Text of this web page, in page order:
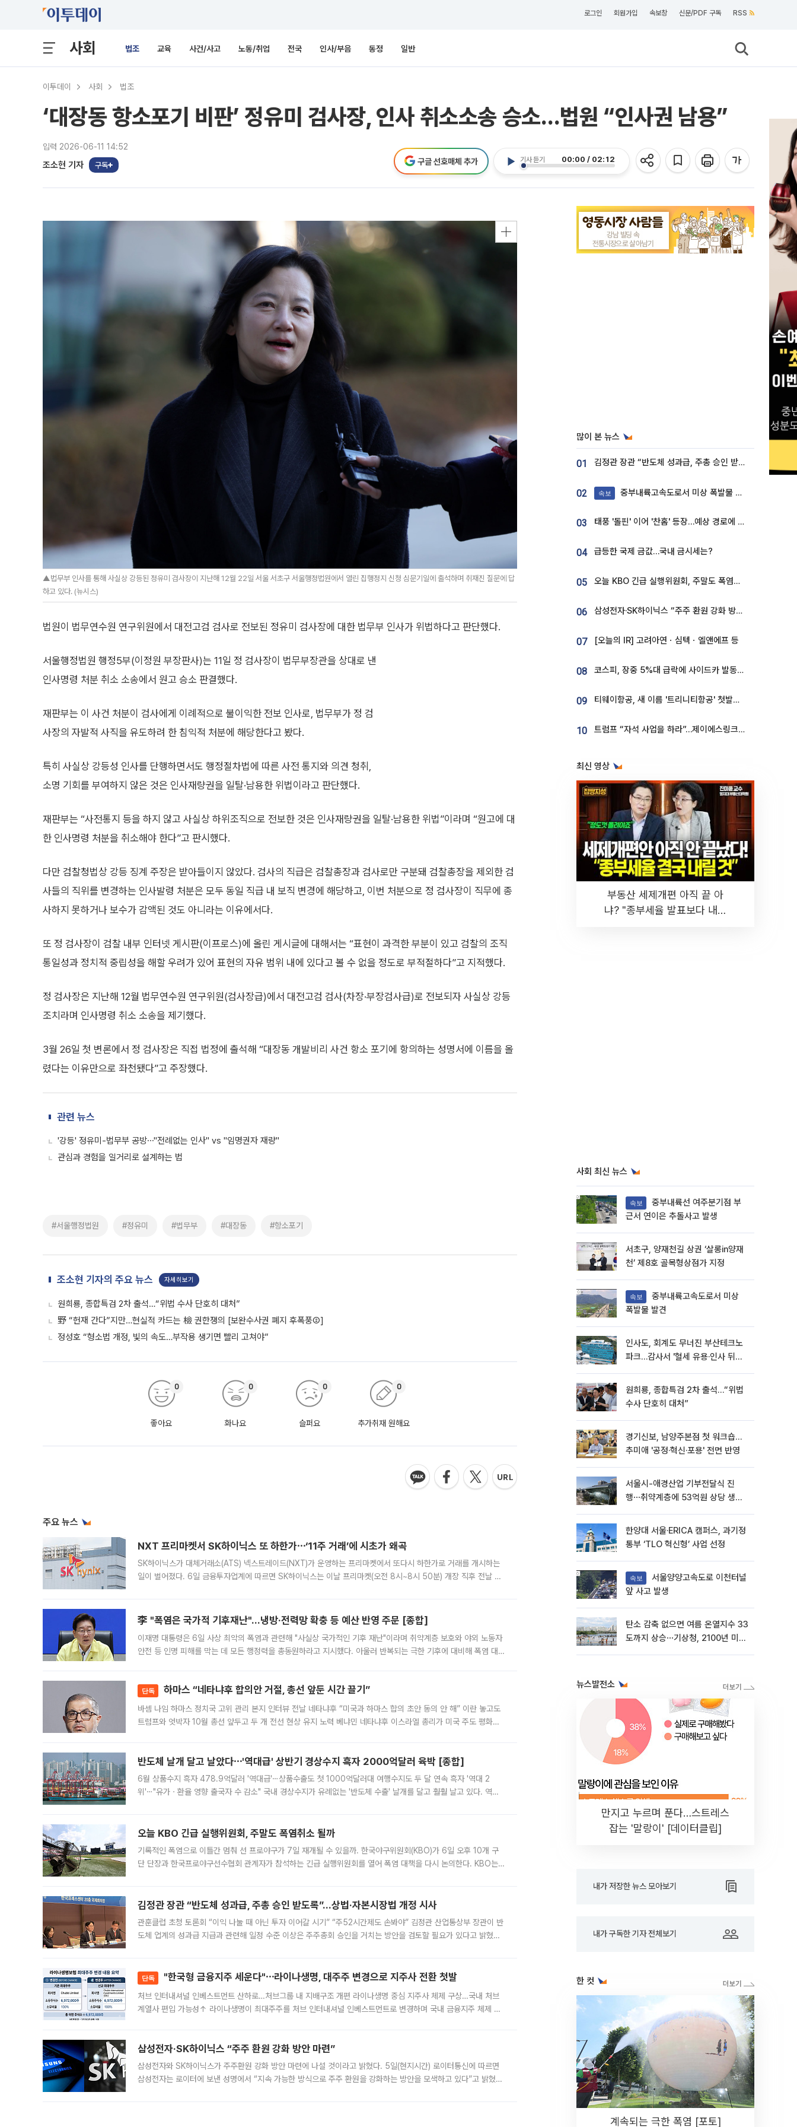
로그인 회원가입 속보창 신문/PDF 구독 RSS
사회 법조 교육 사건/사고 노동/취업 전국 인사/부음 동정 일반
이투데이 사회 법조
‘대장동 항소포기 비판’ 정유미 검사장, 인사 취소소송 승소…법원 “인사권 남용”
입력 2026-06-11 14:52
조소현 기자 구독
기사 듣기 00:00 / 02:12
구글 선호매체 추가
▲법무부 인사를 통해 사실상 강등된 정유미 검사장이 지난해 12월 22일 서울 서초구 서울행정법원에서 열린 집행정지 신청 심문기일에 출석하며 취재진 질문에 답
하고 있다. (뉴시스)
법원이 법무연수원 연구위원에서 대전고검 검사로 전보된 정유미 검사장에 대한 법무부 인사가 위법하다고 판단했다.
서울행정법원 행정5부(이정원 부장판사)는 11일 정 검사장이 법무부장관을 상대로 낸
인사명령 처분 취소 소송에서 원고 승소 판결했다.
재판부는 이 사건 처분이 검사에게 이례적으로 불이익한 전보 인사로, 법무부가 정 검
사장의 자발적 사직을 유도하려 한 침익적 처분에 해당한다고 봤다.
특히 사실상 강등성 인사를 단행하면서도 행정절차법에 따른 사전 통지와 의견 청취,
소명 기회를 부여하지 않은 것은 인사재량권을 일탈·남용한 위법이라고 판단했다.
재판부는 “사전통지 등을 하지 않고 사실상 하위조직으로 전보한 것은 인사재량권을 일탈·남용한 위법”이라며 “원고에 대
한 인사명령 처분을 취소해야 한다”고 판시했다.
다만 검찰청법상 강등 징계 주장은 받아들이지 않았다. 검사의 직급은 검찰총장과 검사로만 구분돼 검찰총장을 제외한 검
사들의 직위를 변경하는 인사발령 처분은 모두 동일 직급 내 보직 변경에 해당하고, 이번 처분으로 정 검사장이 직무에 종
사하지 못하거나 보수가 감액된 것도 아니라는 이유에서다.
또 정 검사장이 검찰 내부 인터넷 게시판(이프로스)에 올린 게시글에 대해서는 “표현이 과격한 부분이 있고 검찰의 조직
통일성과 정치적 중립성을 해할 우려가 있어 표현의 자유 범위 내에 있다고 볼 수 없을 정도로 부적절하다”고 지적했다.
정 검사장은 지난해 12월 법무연수원 연구위원(검사장급)에서 대전고검 검사(차장·부장검사급)로 전보되자 사실상 강등
조치라며 인사명령 취소 소송을 제기했다.
3월 26일 첫 변론에서 정 검사장은 직접 법정에 출석해 “대장동 개발비리 사건 항소 포기에 항의하는 성명서에 이름을 올
렸다는 이유만으로 좌천됐다”고 주장했다.
관련 뉴스
'강등' 정유미-법무부 공방⋯"전례없는 인사" vs "임명권자 재량"
관심과 경험을 일거리로 설계하는 법
#서울행정법원 #정유미 #법무부 #대장동 #항소포기
조소현 기자의 주요 뉴스 자세히보기
원희룡, 종합특검 2차 출석…“위법 수사 단호히 대처”
野 “헌재 간다”지만…현실적 카드는 檢 권한쟁의 [보완수사권 폐지 후폭풍②]
정성호 “형소법 개정, 빛의 속도…부작용 생기면 빨리 고쳐야”
좋아요
0
화나요
0
슬퍼요
0
추가취재 원해요
0
주요 뉴스
NXT 프리마켓서 SK하이닉스 또 하한가⋯‘11주 거래’에 시초가 왜곡
SK하이닉스가 대체거래소(ATS) 넥스트레이드(NXT)가 운영하는 프리마켓에서 또다시 하한가로 거래를 개시하는
일이 벌어졌다. 6일 금융투자업계에 따르면 SK하이닉스는 이날 프리마켓(오전 8시~8시 50분) 개장 직후 전날 정
李 "폭염은 국가적 기후재난"…냉방·전력망 확충 등 예산 반영 주문 [종합]
이재명 대통령은 6일 사상 최악의 폭염과 관련해 "사실상 국가적인 기후 재난"이라며 취약계층 보호와 야외 노동자
안전 등 인명 피해를 막는 데 모든 행정력을 총동원하라고 지시했다. 아울러 반복되는 극한 기후에 대비해 폭염 대응
단독 하마스 “네타냐후 합의안 거절, 총선 앞둔 시간 끌기”
바셈 나임 하마스 정치국 고위 관리 본지 인터뷰 전날 네타냐후 “미국과 하마스 합의 초안 동의 안 해” 이란 놓고도
트럼프와 엇박자 10월 총선 앞두고 두 개 전선 현상 유지 노력 베냐민 네타냐후 이스라엘 총리가 미국 주도 평화위
반도체 날개 달고 날았다⋯'역대급' 상반기 경상수지 흑자 2000억달러 육박 [종합]
6월 상품수지 흑자 478.9억달러 '역대급'⋯상품수출도 첫 1000억달러대 여행수지도 두 달 연속 흑자 '역대 2
위'⋯"유가ㆍ환율 영향 출국자 수 감소" 국내 경상수지가 유례없는 '반도체 수출' 날개를 달고 훨훨 날고 있다. 역대
오늘 KBO 긴급 실행위원회, 주말도 폭염취소 될까
기록적인 폭염으로 이틀간 멈춰 선 프로야구가 7일 재개될 수 있을까. 한국야구위원회(KBO)가 6일 오후 10개 구
단 단장과 한국프로야구선수협회 관계자가 참석하는 긴급 실행위원회를 열어 폭염 대책을 다시 논의한다. KBO는
김정관 장관 “반도체 성과급, 주총 승인 받도록”…상법·자본시장법 개정 시사
관훈클럽 초청 토론회 “이익 나눌 때 아닌 투자 이어갈 시기” “주52시간제도 손봐야” 김정관 산업통상부 장관이 반
도체 업계의 성과급 지급과 관련해 일정 수준 이상은 주주총회 승인을 거치는 방안을 검토할 필요가 있다고 밝혔다.
단독 "한국형 금융지주 세운다"⋯라이나생명, 대주주 변경으로 지주사 전환 첫발
처브 인터내셔널 인베스트먼트 산하로…처브그룹 내 지배구조 개편 라이나생명 중심 지주사 체제 구상…국내 처브
계열사 편입 가능성↑ 라이나생명이 최대주주를 처브 인터내셔널 인베스트먼트로 변경하며 국내 금융지주 체제 구
삼성전자·SK하이닉스 “주주 환원 강화 방안 마련”
삼성전자와 SK하이닉스가 주주환원 강화 방안 마련에 나설 것이라고 밝혔다. 5일(현지시간) 로이터통신에 따르면
삼성전자는 로이터에 보낸 성명에서 “지속 가능한 방식으로 주주 환원을 강화하는 방안을 모색하고 있다”고 밝혔다.
많이 본 뉴스
01 김정관 장관 “반도체 성과급, 주총 승인 받도록”…상법·자본시장법 개정 시사
02 속보 중부내륙고속도로서 미상 폭발물 발견
03 태풍 '돌핀' 이어 '찬홈' 등장…예상 경로에 한국 '한숨'
04 급등한 국제 금값…국내 금시세는?
05 오늘 KBO 긴급 실행위원회, 주말도 폭염취소 될까
06 삼성전자·SK하이닉스 “주주 환원 강화 방안 마련”
07 [오늘의 IR] 고려아연ㆍ심텍ㆍ엘앤에프 등
08 코스피, 장중 5%대 급락에 사이드카 발동…삼성·SK 동반 폭락
09 티웨이항공, 새 이름 '트리니티항공' 첫발…SSC 전략 본격화
10 트럼프 “자석 사업을 하라”…제이에스링크, 비중국 영구자석 공급망 구축 속도
최신 영상
부동산 세제개편 아직 끝 아
냐? "종부세율 발표보다 내릴
사회 최신 뉴스
속보
근서 연이은 추돌사고 발생
서초구, 양재천길 상권 ‘살롱in양재
천’ 제8호 골목형상점가 지정
속보
폭발물 발견
인사도, 회계도 무너진 부산테크노
파크…감사서 '혈세 유용·인사 뒤집
원희룡, 종합특검 2차 출석…“위법
수사 단호히 대처”
경기신보, 남양주본점 첫 워크숍…
추미애 '공정·혁신·포용' 전면 반영
서울시-애경산업 기부전달식 진
행⋯취약계층에 53억원 상당 생활
한양대 서울·ERICA 캠퍼스, 과기정
통부 ‘TLO 혁신형’ 사업 선정
속보
앞 사고 발생
탄소 감축 없으면 여름 온열지수 33
도까지 상승⋯기상청, 2100년 미래
뉴스발전소
만지고 누르며 푼다…스트레스
잡는 '말랑이' [데이터클립]
내가 저장한 뉴스 모아보기
내가 구독한 기자 전체보기
한 컷
계속되는 극한 폭염 [포토]